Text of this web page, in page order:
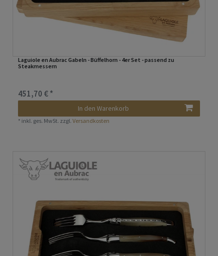
Laguiole en Aubrac Gabeln - Büffelhorn - 4er Set - passend zu
Steakmessern
451,70 € *
In den Warenkorb
* inkl. ges. MwSt. zzgl.Versandkosten